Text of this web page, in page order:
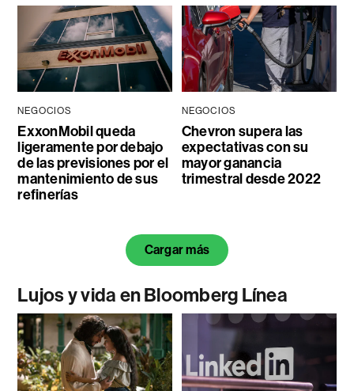
NEGOCIOS
ExxonMobil queda
ligeramente por debajo
de las previsiones por el
mantenimiento de sus
refinerías
NEGOCIOS
Chevron supera las
expectativas con su
mayor ganancia
trimestral desde 2022
Cargar más
Lujos y vida en Bloomberg Línea